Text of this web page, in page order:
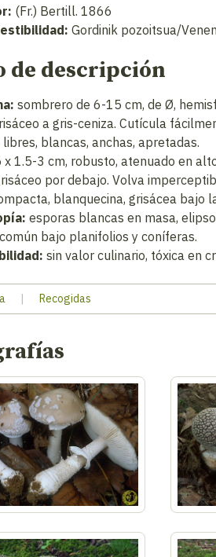
(Fr.) Bertill. 1866
Gordinik pozoitsua/
de descripción
sombrero de 6-15 cm, de Ø,
a gris-ceniza. Cutícula
libres, blancas, anchas, apretadas.
1.5-3 cm, robusto, atenuado en
por debajo. Volva
blanquecina, grisácea bajo
esporas blancas en masa,
común bajo planifolios y coníferas.
sin valor culinario, tóxica en
| Recogidas